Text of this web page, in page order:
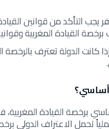
التأكد من قوانين
القيادة المغربية
الدولة تعترف بالرخصة
برخصة القيادة المغربية،
تحملالاعتراف الدولي